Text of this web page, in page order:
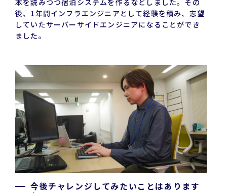
本を読みつつ宿泊システムを作るなどしました。その
後、1年間インフラエンジニアとして経験を積み、志望
していたサーバーサイドエンジニアになることができ
ました。
今後チャレンジしてみたいことはあります